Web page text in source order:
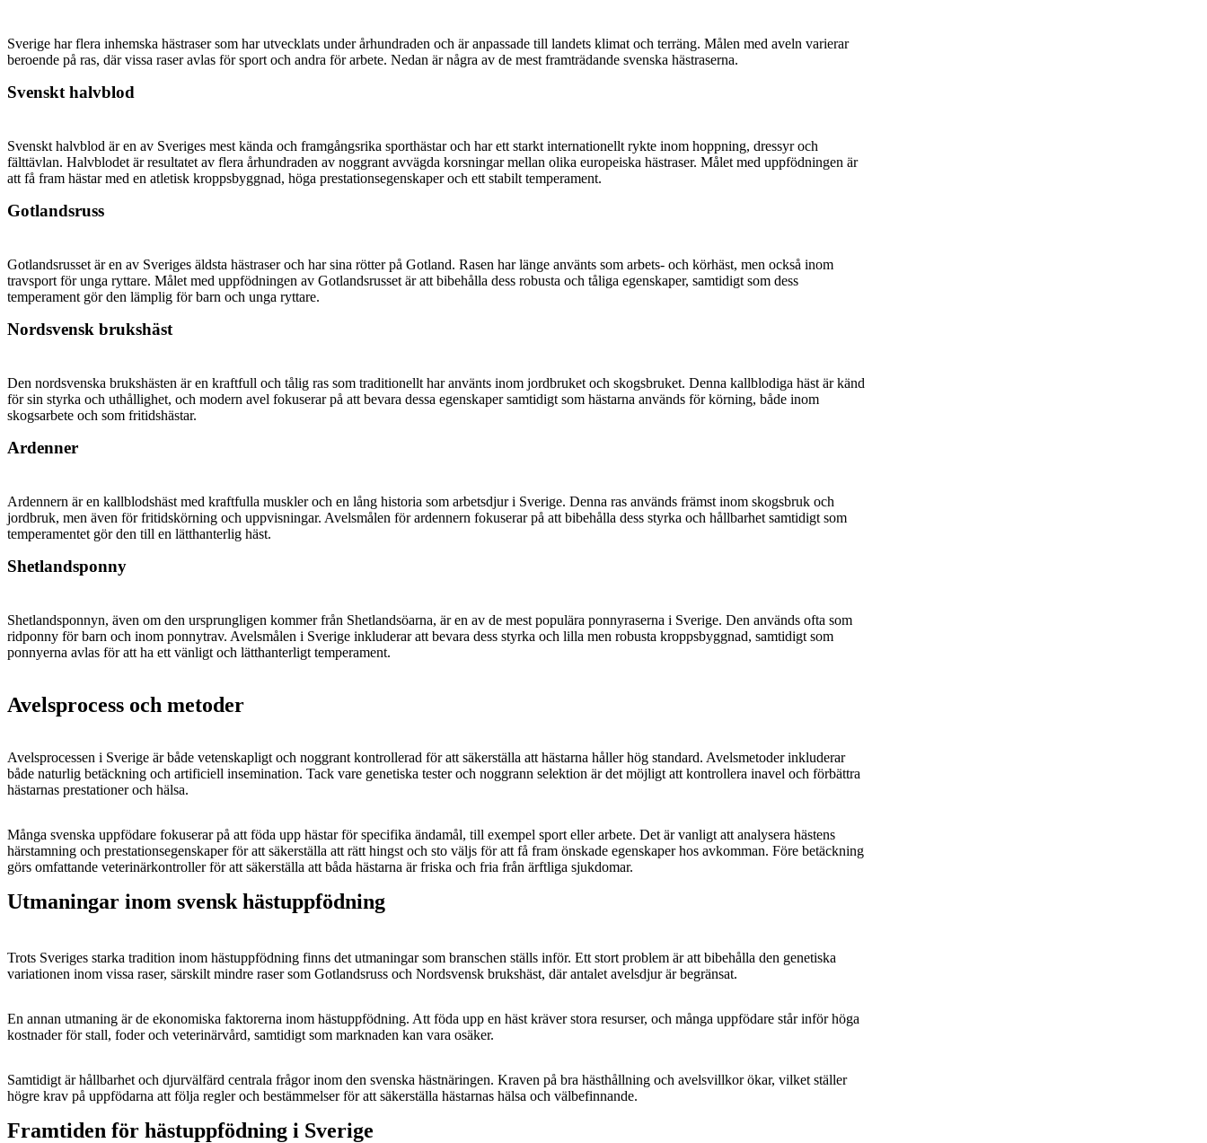
Sverige har flera inhemska hästraser som har utvecklats under århundraden och är anpassade till landets klimat och terräng. Målen med aveln varierar
beroende på ras, där vissa raser avlas för sport och andra för arbete. Nedan är några av de mest framträdande svenska hästraserna.
Svenskt halvblod
Svenskt halvblod är en av Sveriges mest kända och framgångsrika sporthästar och har ett starkt internationellt rykte inom hoppning, dressyr och
fälttävlan. Halvblodet är resultatet av flera århundraden av noggrant avvägda korsningar mellan olika europeiska hästraser. Målet med uppfödningen är
att få fram hästar med en atletisk kroppsbyggnad, höga prestationsegenskaper och ett stabilt temperament.
Gotlandsruss
Gotlandsrusset är en av Sveriges äldsta hästraser och har sina rötter på Gotland. Rasen har länge använts som arbets- och körhäst, men också inom
travsport för unga ryttare. Målet med uppfödningen av Gotlandsrusset är att bibehålla dess robusta och tåliga egenskaper, samtidigt som dess
temperament gör den lämplig för barn och unga ryttare.
Nordsvensk brukshäst
Den nordsvenska brukshästen är en kraftfull och tålig ras som traditionellt har använts inom jordbruket och skogsbruket. Denna kallblodiga häst är känd
för sin styrka och uthållighet, och modern avel fokuserar på att bevara dessa egenskaper samtidigt som hästarna används för körning, både inom
skogsarbete och som fritidshästar.
Ardenner
Ardennern är en kallblodshäst med kraftfulla muskler och en lång historia som arbetsdjur i Sverige. Denna ras används främst inom skogsbruk och
jordbruk, men även för fritidskörning och uppvisningar. Avelsmålen för ardennern fokuserar på att bibehålla dess styrka och hållbarhet samtidigt som
temperamentet gör den till en lätthanterlig häst.
Shetlandsponny
Shetlandsponnyn, även om den ursprungligen kommer från Shetlandsöarna, är en av de mest populära ponnyraserna i Sverige. Den används ofta som
ridponny för barn och inom ponnytrav. Avelsmålen i Sverige inkluderar att bevara dess styrka och lilla men robusta kroppsbyggnad, samtidigt som
ponnyerna avlas för att ha ett vänligt och lätthanterligt temperament.
Avelsprocess och metoder
Avelsprocessen i Sverige är både vetenskapligt och noggrant kontrollerad för att säkerställa att hästarna håller hög standard. Avelsmetoder inkluderar
både naturlig betäckning och artificiell insemination. Tack vare genetiska tester och noggrann selektion är det möjligt att kontrollera inavel och förbättra
hästarnas prestationer och hälsa.
Många svenska uppfödare fokuserar på att föda upp hästar för specifika ändamål, till exempel sport eller arbete. Det är vanligt att analysera hästens
härstamning och prestationsegenskaper för att säkerställa att rätt hingst och sto väljs för att få fram önskade egenskaper hos avkomman. Före betäckning
görs omfattande veterinärkontroller för att säkerställa att båda hästarna är friska och fria från ärftliga sjukdomar.
Utmaningar inom svensk hästuppfödning
Trots Sveriges starka tradition inom hästuppfödning finns det utmaningar som branschen ställs inför. Ett stort problem är att bibehålla den genetiska
variationen inom vissa raser, särskilt mindre raser som Gotlandsruss och Nordsvensk brukshäst, där antalet avelsdjur är begränsat.
En annan utmaning är de ekonomiska faktorerna inom hästuppfödning. Att föda upp en häst kräver stora resurser, och många uppfödare står inför höga
kostnader för stall, foder och veterinärvård, samtidigt som marknaden kan vara osäker.
Samtidigt är hållbarhet och djurvälfärd centrala frågor inom den svenska hästnäringen. Kraven på bra hästhållning och avelsvillkor ökar, vilket ställer
högre krav på uppfödarna att följa regler och bestämmelser för att säkerställa hästarnas hälsa och välbefinnande.
Framtiden för hästuppfödning i Sverige